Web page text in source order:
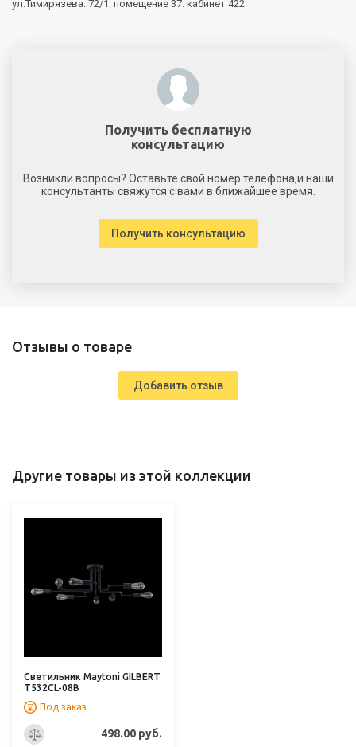
ул.Тимирязева. 72/1. помещение 37. кабинет 422.
Получить бесплатную
консультацию
Возникли вопросы? Оставьте свой номер телефона,и наши
консультанты свяжутся с вами в ближайшее время.
Получить консультацию
Отзывы о товаре
Добавить отзыв
Другие товары из этой коллекции
Светильник Maytoni GILBERT
T532CL-08B
Под заказ
498.00 руб.